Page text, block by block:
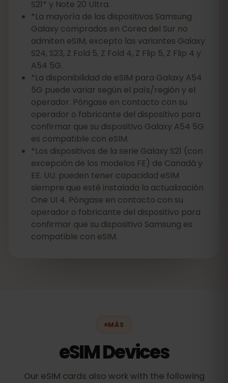
S21* y Note 20 Ultra.
*La mayoría de los dispositivos Samsung
Galaxy comprados en Corea del Sur no
admiten eSIM, excepto las variantes Galaxy
S24, S23, Z Fold 5, Z Fold 4, Z Flip 5, Z Flip 4 y
A54 5G.
*La disponibilidad de eSIM para Galaxy A54
5G puede variar según el país/región y el
operador. Póngase en contacto con su
operador o fabricante del dispositivo para
confirmar que su dispositivo Galaxy A54 5G
es compatible con eSIM.
*Los dispositivos de la serie Galaxy S21 (con
excepción de los modelos FE) de Canadá y
EE. UU. pueden tener capacidad eSIM
siempre que esté instalada la actualización
One UI 4. Póngase en contacto con su
operador o fabricante del dispositivo para
confirmar que su dispositivo Samsung es
compatible con eSIM.
MÁS
eSIM Devices
Our eSIM cards also work with the following